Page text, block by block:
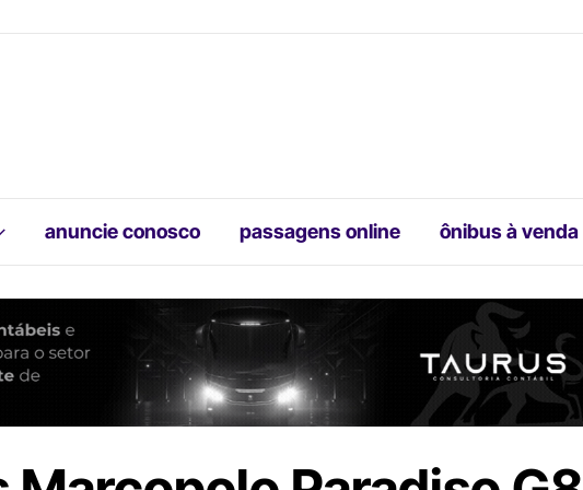
anuncie conosco passagens online ônibus à venda